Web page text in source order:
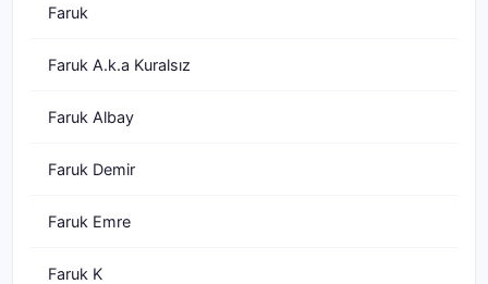
Faruk
Faruk A.k.a Kuralsız
Faruk Albay
Faruk Demir
Faruk Emre
Faruk K